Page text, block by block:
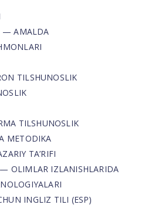
— AMALDA
TILSHUNOSLIK
TILSHUNOSLIK
METODIKA
TA’RIFI
OLIMLAR IZLANISHLARIDA
INGLIZ TILI (ESP)